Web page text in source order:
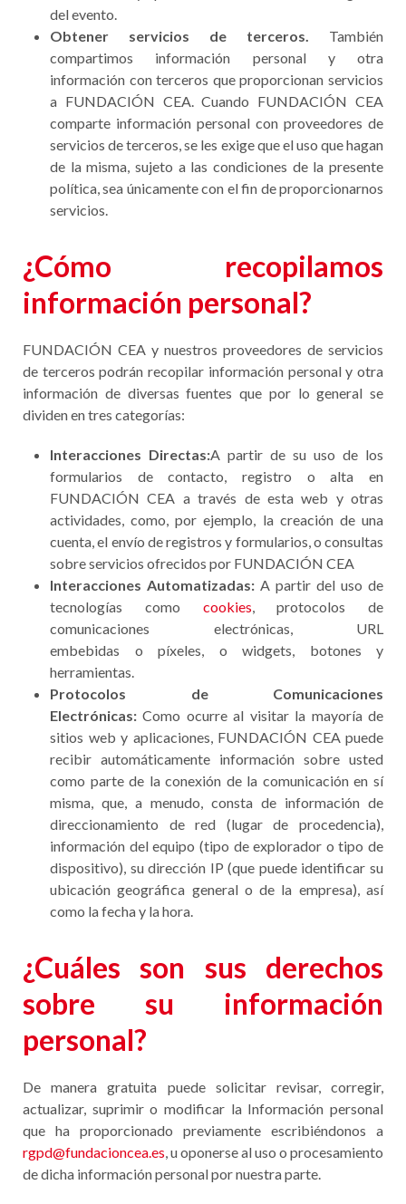
del evento.
Obtener servicios de terceros. También
compartimos información personal y otra
información con terceros que proporcionan servicios
a FUNDACIÓN CEA. Cuando FUNDACIÓN CEA
comparte información personal con proveedores de
servicios de terceros, se les exige que el uso que hagan
de la misma, sujeto a las condiciones de la presente
política, sea únicamente con el fin de proporcionarnos
servicios.
¿Cómo recopilamos
información personal?
FUNDACIÓN CEA y nuestros proveedores de servicios
de terceros podrán recopilar información personal y otra
información de diversas fuentes que por lo general se
dividen en tres categorías:
Interacciones Directas:A partir de su uso de los
formularios de contacto, registro o alta en
FUNDACIÓN CEA a través de esta web y otras
actividades, como, por ejemplo, la creación de una
cuenta, el envío de registros y formularios, o consultas
sobre servicios ofrecidos por FUNDACIÓN CEA
Interacciones Automatizadas: A partir del uso de
tecnologías como cookies, protocolos de
comunicaciones electrónicas, URL
embebidas o píxeles, o widgets, botones y
herramientas.
Protocolos de Comunicaciones
Electrónicas: Como ocurre al visitar la mayoría de
sitios web y aplicaciones, FUNDACIÓN CEA puede
recibir automáticamente información sobre usted
como parte de la conexión de la comunicación en sí
misma, que, a menudo, consta de información de
direccionamiento de red (lugar de procedencia),
información del equipo (tipo de explorador o tipo de
dispositivo), su dirección IP (que puede identificar su
ubicación geográfica general o de la empresa), así
como la fecha y la hora.
¿Cuáles son sus derechos
sobre su información
personal?
De manera gratuita puede solicitar revisar, corregir,
actualizar, suprimir o modificar la Información personal
que ha proporcionado previamente escribiéndonos a
rgpd@fundacioncea.es, u oponerse al uso o procesamiento
de dicha información personal por nuestra parte.